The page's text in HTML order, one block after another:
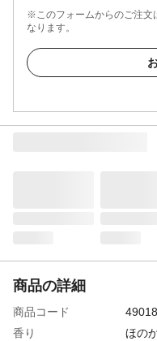
※このフォームからのご注文
なります。
商品の詳細
商品コード
香り
ほの